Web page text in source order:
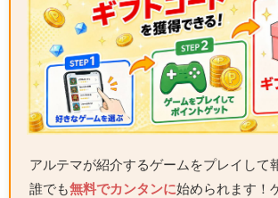
アルテマが紹介するゲームをプレイして
誰でも無料でカンタンに始められます！